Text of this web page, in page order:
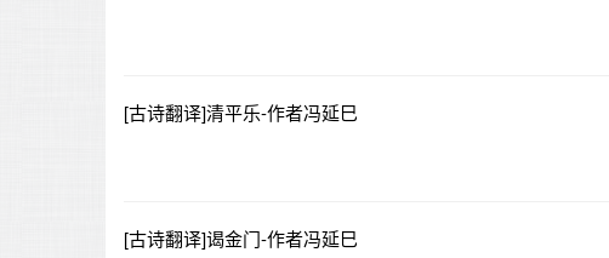
[古诗翻译]清平乐-作者冯延巳
[古诗翻译]谒金门-作者冯延巳